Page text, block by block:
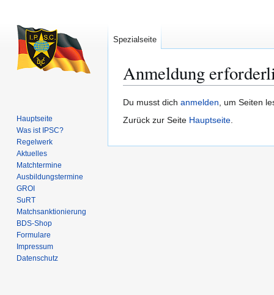
Anmeldung
Zur
Navigation
Zur
Suche
Du musst dich anmelden, um Seiten
Zurück zur Seite Hauptseite.
Spezialseite
Hauptseite
Was ist IPSC?
Regelwerk
Aktuelles
Matchtermine
Ausbildungs­termine
GROI
SuRT
Match­sanktionierung
BDS-Shop
Formulare
Impressum
Datenschutz